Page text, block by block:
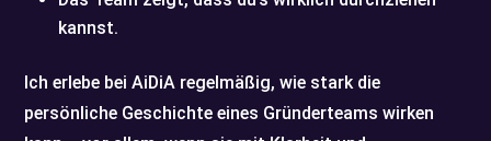
kannst.
Ich erlebe bei AiDiA regelmäßig, wie stark die
persönliche Geschichte eines Gründerteams wirken